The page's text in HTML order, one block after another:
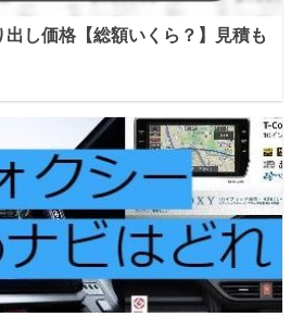
し価格【総額いくら？】見積も